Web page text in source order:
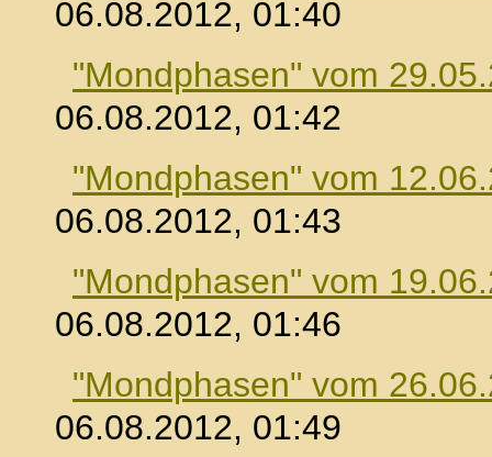
06.08.2012, 01:40
"Mondphasen" vom
06.08.2012, 01:42
"Mondphasen" vom
06.08.2012, 01:43
"Mondphasen" vom
06.08.2012, 01:46
"Mondphasen" vom
06.08.2012, 01:49